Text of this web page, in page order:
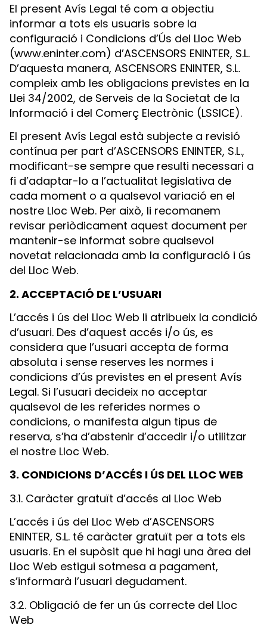
El present Avís Legal té com a objectiu
informar a tots els usuaris sobre la
configuració i Condicions d’Ús del Lloc Web
(www.eninter.com) d’ASCENSORS ENINTER, S.L.
D’aquesta manera, ASCENSORS ENINTER, S.L.
compleix amb les obligacions previstes en la
Llei 34/2002, de Serveis de la Societat de la
Informació i del Comerç Electrònic (LSSICE).
El present Avís Legal està subjecte a revisió
contínua per part d’ASCENSORS ENINTER, S.L.,
modificant-se sempre que resulti necessari a
fi d’adaptar-lo a l’actualitat legislativa de
cada moment o a qualsevol variació en el
nostre Lloc Web. Per això, li recomanem
revisar periòdicament aquest document per
mantenir-se informat sobre qualsevol
novetat relacionada amb la configuració i ús
del Lloc Web.
2. ACCEPTACIÓ DE L’USUARI
L’accés i ús del Lloc Web li atribueix la condició
d’usuari. Des d’aquest accés i/o ús, es
considera que l’usuari accepta de forma
absoluta i sense reserves les normes i
condicions d’ús previstes en el present Avís
Legal. Si l’usuari decideix no acceptar
qualsevol de les referides normes o
condicions, o manifesta algun tipus de
reserva, s’ha d’abstenir d’accedir i/o utilitzar
el nostre Lloc Web.
3. CONDICIONS D’ACCÉS I ÚS DEL LLOC WEB
3.1. Caràcter gratuït d’accés al Lloc Web
L’accés i ús del Lloc Web d’ASCENSORS
ENINTER, S.L. té caràcter gratuït per a tots els
usuaris. En el supòsit que hi hagi una àrea del
Lloc Web estigui sotmesa a pagament,
s’informarà l’usuari degudament.
3.2. Obligació de fer un ús correcte del Lloc
Web